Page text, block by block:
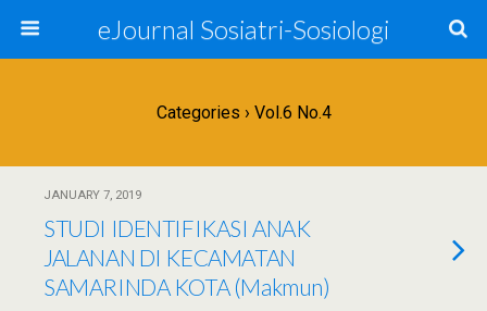
eJournal Sosiatri-Sosiologi
Categories › Vol.6 No.4
JANUARY 7, 2019
STUDI IDENTIFIKASI ANAK
JALANAN DI KECAMATAN
SAMARINDA KOTA (Makmun)